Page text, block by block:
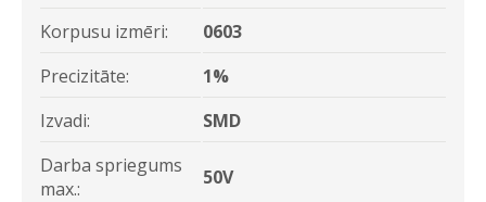
Korpusu izmēri:
0603
Precizitāte:
1%
Izvadi:
SMD
Darba spriegums
max.:
50V